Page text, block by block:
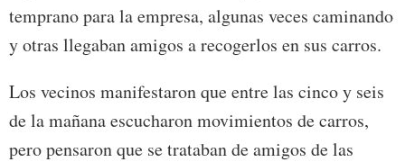
temprano para la empresa, algunas veces caminando
y otras llegaban amigos a recogerlos en sus carros.
Los vecinos manifestaron que entre las cinco y seis
de la mañana escucharon movimientos de carros,
pero pensaron que se trataban de amigos de las